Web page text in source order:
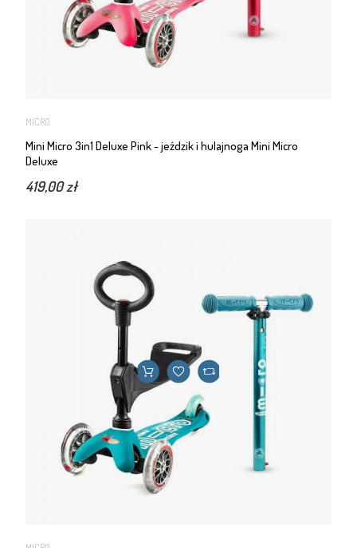
MICRO
Mini Micro 3in1 Deluxe Pink - jeździk i hulajnoga Mini Micro
Deluxe
419,00 zł